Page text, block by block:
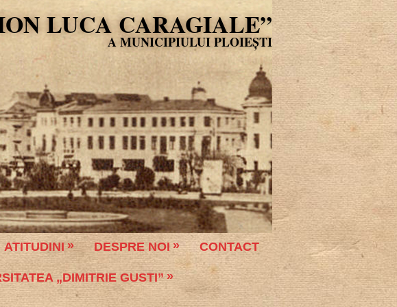
LUCA CARAGIALE”
ATITUDINI DESPRE NOI CONTACT
„DIMITRIE GUSTI”